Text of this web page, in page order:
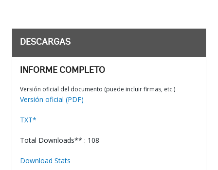
DESCARGAS
INFORME COMPLETO
Versión oficial del documento (puede incluir firmas, etc.)
Versión oficial (PDF)
TXT*
Total Downloads** : 108
Download Stats